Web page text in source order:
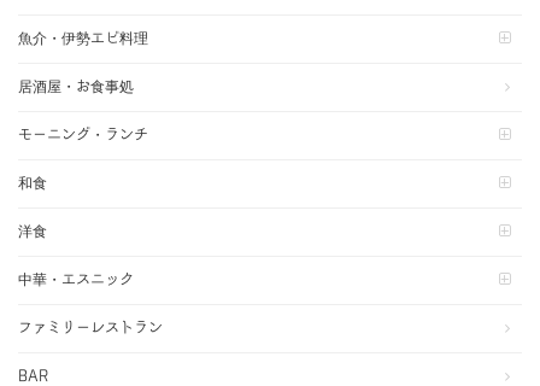
魚介・伊勢エビ料理
居酒屋・お食事処
モーニング・ランチ
和食
洋食
中華・エスニック
ファミリーレストラン
BAR